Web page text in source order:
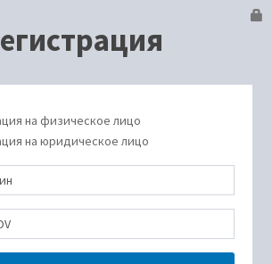
на физическое лицо
на юридическое лицо